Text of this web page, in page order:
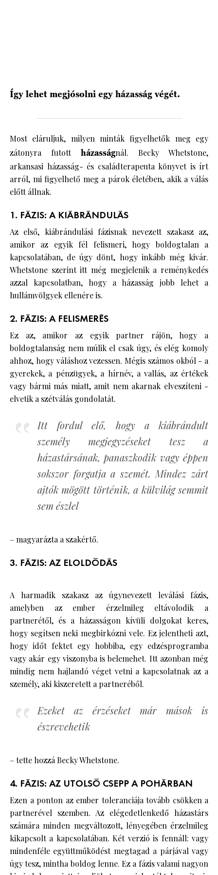
Így lehet megjósolni egy házasság végét.
Most eláruljuk, milyen minták figyelhetők meg egy
zátonyra futott házasságnál. Becky Whetstone,
arkansasi házasság- és családterapeuta könyvet is írt
arról, mi figyelhető meg a párok életében, akik a válás
előtt állnak.
1. FÁZIS: A KIÁBRÁNDULÁS
Az első, kiábrándulási fázisnak nevezett szakasz az,
amikor az egyik fél felismeri, hogy boldogtalan a
kapcsolatában, de úgy dönt, hogy inkább még kivár.
Whetstone szerint itt még megjelenik a reménykedés
azzal kapcsolatban, hogy a házasság jobb lehet a
hullámvölgyek ellenére is.
2. FÁZIS: A FELISMERÉS
Ez az, amikor az egyik partner rájön, hogy a
boldogtalanság nem múlik el csak úgy, és elég komoly
ahhoz, hogy váláshoz vezessen. Mégis számos okból - a
gyerekek, a pénzügyek, a hírnév, a vallás, az értékek
vagy bármi más miatt, amit nem akarnak elveszíteni -
elvetik a szétválás gondolatát.
Itt fordul elő, hogy a kiábrándult
személy megjegyzéseket tesz a
házastársának, panaszkodik vagy éppen
sokszor forgatja a szemét. Mindez zárt
ajtók mögött történik, a külvilág semmit
sem észlel
– magyarázta a szakértő.
3. FÁZIS: AZ ELOLDÓDÁS
A harmadik szakasz az úgynevezett leválási fázis,
amelyben az ember érzelmileg eltávolodik a
partnerétől, és a házasságon kívüli dolgokat keres,
hogy segítsen neki megbirkózni vele. Ez jelentheti azt,
hogy időt fektet egy hobbiba, egy edzésprogramba
vagy akár egy viszonyba is belemehet. Itt azonban még
mindig nem hajlandó véget vetni a kapcsolatnak az a
személy, aki kiszeretett a partneréből.
Ezeket az érzéseket már mások is
észrevehetik
– tette hozzá Becky Whetstone.
4. FÁZIS: AZ UTOLSÓ CSEPP A POHÁRBAN
Ezen a ponton az ember toleranciája tovább csökken a
partnerével szemben. Az elégedetlenkedő házastárs
számára minden megváltozott, lényegében érzelmileg
kikapcsolt a kapcsolatában. Két verzió is fennáll: vagy
mindenféle együttműködést megtagad a párjával vagy
úgy tesz, mintha boldog lenne. Ez a fázis valami nagyon